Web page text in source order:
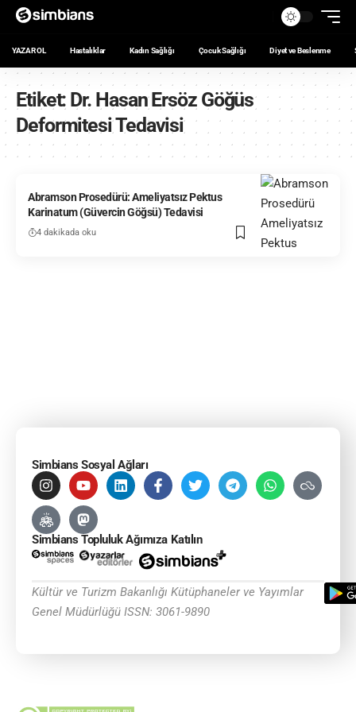
YAZAR OL Hastalıklar Kadın Sağlığı Çocuk Sağlığı Diyet ve Beslenme
Etiket: Dr. Hasan Ersöz Göğüs
Deformitesi Tedavisi
Abramson Prosedürü: Ameliyatsız Pektus
Karinatum (Güvercin Göğsü) Tedavisi
4 dakikada oku
Simbians Sosyal Ağları
Simbians Topluluk Ağımıza Katılın
Kültür ve Turizm Bakanlığı Kütüphaneler ve Yayımlar
Genel Müdürlüğü ISSN: 3061-9890